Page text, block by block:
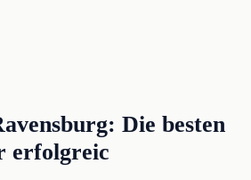
Die besten
erfolgreic